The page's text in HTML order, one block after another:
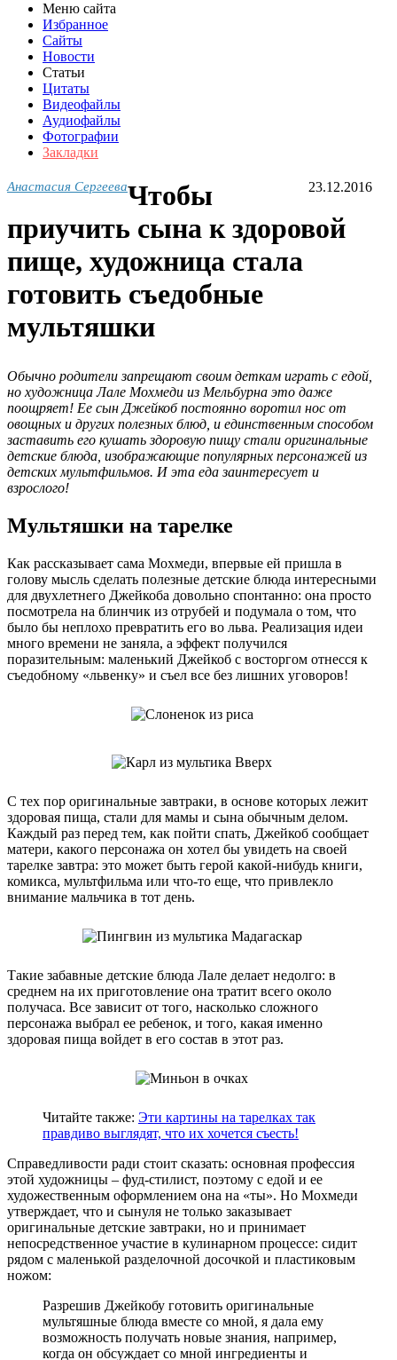
Меню сайта
Избранное
Сайты
Новости
Статьи
Цитаты
Видеофайлы
Аудиофайлы
Фотографии
Закладки
Анастасия Сергеева 23.12.2016
Чтобы
приучить сына к здоровой
пище, художница стала
готовить съедобные
мультяшки
Обычно родители запрещают своим деткам играть с едой,
но художница Лале Мохмеди из Мельбурна это даже
поощряет! Ее сын Джейкоб постоянно воротил нос от
овощных и других полезных блюд, и единственным способом
заставить его кушать здоровую пищу стали оригинальные
детские блюда, изображающие популярных персонажей из
детских мультфильмов. И эта еда заинтересует и
взрослого!
Мультяшки на тарелке
Как рассказывает сама Мохмеди, впервые ей пришла в
голову мысль сделать полезные детские блюда интересными
для двухлетнего Джейкоба довольно спонтанно: она просто
посмотрела на блинчик из отрубей и подумала о том, что
было бы неплохо превратить его во льва. Реализация идеи
много времени не заняла, а эффект получился
поразительным: маленький Джейкоб с восторгом отнесся к
съедобному «львенку» и съел все без лишних уговоров!
С тех пор оригинальные завтраки, в основе которых лежит
здоровая пища, стали для мамы и сына обычным делом.
Каждый раз перед тем, как пойти спать, Джейкоб сообщает
матери, какого персонажа он хотел бы увидеть на своей
тарелке завтра: это может быть герой какой-нибудь книги,
комикса, мультфильма или что-то еще, что привлекло
внимание мальчика в тот день.
Такие забавные детские блюда Лале делает недолго: в
среднем на их приготовление она тратит всего около
получаса. Все зависит от того, насколько сложного
персонажа выбрал ее ребенок, и того, какая именно
здоровая пища войдет в его состав в этот раз.
Читайте также: Эти картины на тарелках так
правдиво выглядят, что их хочется съесть!
Справедливости ради стоит сказать: основная профессия
этой художницы – фуд-стилист, поэтому с едой и ее
художественным оформлением она на «ты». Но Мохмеди
утверждает, что и сынуля не только заказывает
оригинальные детские завтраки, но и принимает
непосредственное участие в кулинарном процессе: сидит
рядом с маленькой разделочной досочкой и пластиковым
ножом:
Разрешив Джейкобу готовить оригинальные
мультяшные блюда вместе со мной, я дала ему
возможность получать новые знания, например,
когда он обсуждает со мной ингредиенты и